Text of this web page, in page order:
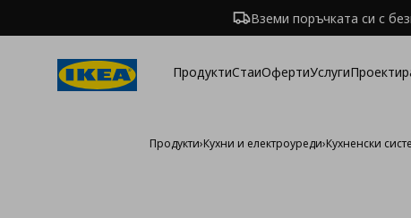
Вземи поръчката си с
ПродуктиСтаиОфертиУслуги
Продукти›Кухни и електроуреди›Кухненски